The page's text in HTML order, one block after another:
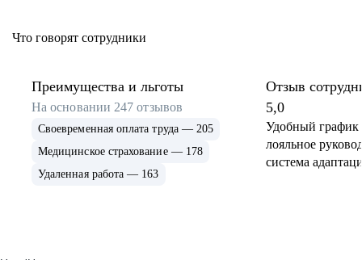
Что говорят сотрудники
Преимущества и льготы
На основании 247 отзывов
Своевременная оплата труда — 205
Медицинское страхование — 178
Удаленная работа — 163
Отзыв
5,0
Удобный график
лояльное
система